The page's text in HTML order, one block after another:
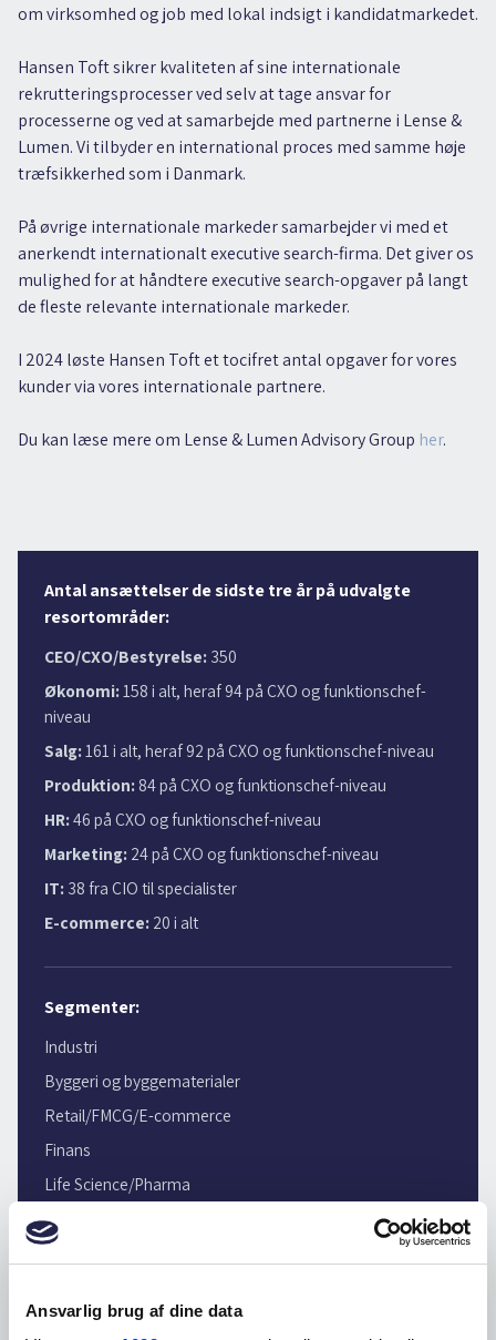
Ansvarlig brug af dine data
om virksomhed og job med lokal indsigt i kandidatmarkedet.
Hansen Toft sikrer kvaliteten af sine internationale
rekrutteringsprocesser ved selv at tage ansvar for
processerne og ved at samarbejde med partnerne i Lense &
Lumen. Vi tilbyder en international proces med samme høje
træfsikkerhed som i Danmark.
På øvrige internationale markeder samarbejder vi med et
anerkendt internationalt executive search-firma. Det giver os
mulighed for at håndtere executive search-opgaver på langt
de fleste relevante internationale markeder.
I 2024 løste Hansen Toft et tocifret antal opgaver for vores
kunder via vores internationale partnere.
Du kan læse mere om Lense & Lumen Advisory Group her.
Antal ansættelser de sidste tre år på udvalgte
resortområder:
CEO/CXO/Bestyrelse: 350
Økonomi: 158 i alt, heraf 94 på CXO og funktionschef-
niveau
Salg: 161 i alt, heraf 92 på CXO og funktionschef-niveau
Produktion: 84 på CXO og funktionschef-niveau
HR:46 på CXO og funktionschef-niveau
Marketing: 24 på CXO og funktionschef-niveau
IT: 38 fra CIO til specialister
E-commerce: 20 i alt
Segmenter:
Industri
Byggeri og byggematerialer
Retail/FMCG/E-commerce
Finans
Life Science/Pharma
Offentlige
Teknologi/IT